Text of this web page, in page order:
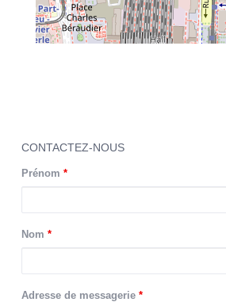
CONTACTEZ-NOUS
Prénom *
Nom *
Adresse de messagerie *